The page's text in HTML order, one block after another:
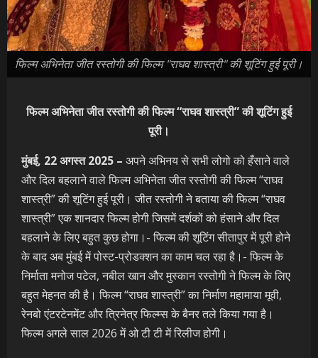
फिल्म अभिनेता जीत रस्तोगी की फिल्म "राघव शास्त्री" की शूटिंग हुई पूरी।
फिल्म अभिनेता जीत रस्तोगी की फिल्म “राघव शास्त्री” की शूटिंग हुई
पूरी।
मुंबई, 22 अगस्त 2025 – अपने अभिनय से सभी लोगो को हँसाने वाले
और दिल बहलाने वाले फिल्म अभिनेता जीत रस्तोगी की फिल्म “राघव
शास्त्री” की शूटिंग हुई पूरी। जीत रस्तोगी ने बताया की फिल्म “राघव
शास्त्री” एक शानदार फिल्म होगी जिसमें दर्शकों को हंसाने और दिल
बहलाने के लिए बहुत कुछ होगा।- फिल्म की शूटिंग सीतापुर में पूरी होने
के बाद अब मुंबई में पोस्ट-प्रोडक्शन का काम चल रहा है।- फिल्म के
निर्माता मनोज पटेल, नबील खान और मुस्कान रस्तोगी ने फिल्म के लिए
बहुत मेहनत की है। फिल्म “राघव शास्त्री” का निर्माण महामाया मूवी,
रेनबो एंटरटेनमेंट और त्रिनेत्र फिल्म्स के बैनर तले किया गया है।
फिल्म अगले साल 2026 में ओ टी टी में रिलीज होगी।